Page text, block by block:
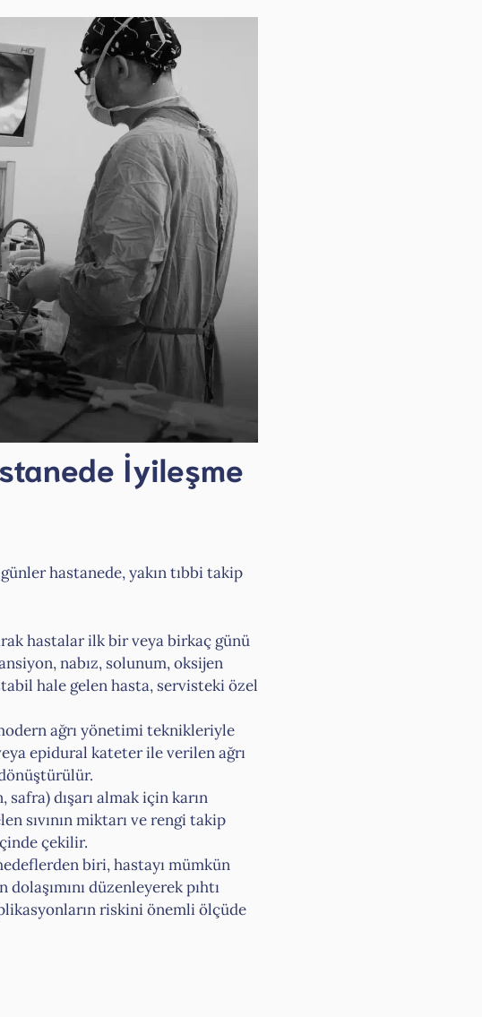
İyileşme
hastanede, yakın tıbbi takip
hastalar ilk bir veya birkaç günü
nabız, solunum, oksijen
hale gelen hasta, servisteki özel
ağrı yönetimi teknikleriyle
epidural kateter ile verilen ağrı
dışarı almak için karın
sıvının miktarı ve rengi takip
çekilir.
biri, hastayı mümkün
düzenleyerek pıhtı
riskini önemli ölçüde